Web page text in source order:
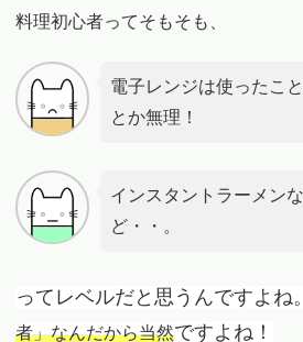
料理初心者ってそもそも、
電子レンジは使ったこ
とか無理！
インスタントラーメン
ど・・。
ってレベルだと思うんですよね
者」なんだから当然ですよね！